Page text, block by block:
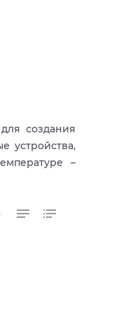
создания
устройства,
–